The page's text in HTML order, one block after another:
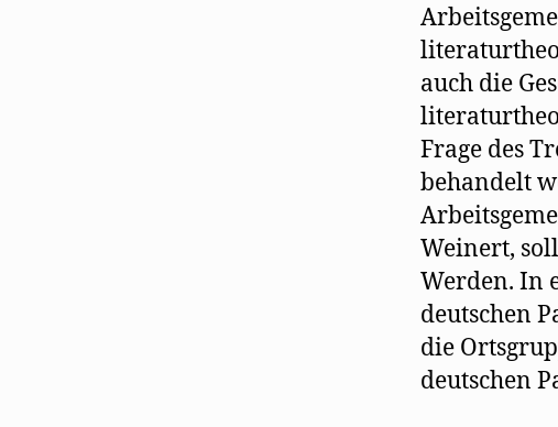
auch die
Frage des
behandelt
Weinert,
Werden. In
deutschen
die
deutschen